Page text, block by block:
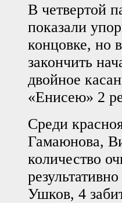
В четвертой
показали
концовке, но
закончить
двойное
«Енисею» 2
Среди
Гамаюнова,
количество
Ушков, 4